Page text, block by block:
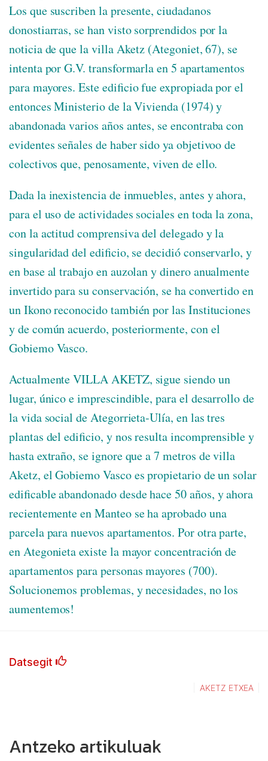
Los que suscriben la presente, ciudadanos
donostiarras, se han visto sorprendidos por la
noticia de que la villa Aketz (Ategoniet, 67), se
intenta por G.V. transformarla en 5 apartamentos
para mayores. Este edificio fue expropiada por el
entonces Ministerio de la Vivienda (1974) y
abandonada varios años antes, se encontraba con
evidentes señales de haber sido ya objetivoo de
colectivos que, penosamente, viven de ello.
Dada la inexistencia de inmuebles, antes y ahora,
para el uso de actividades sociales en toda la zona,
con la actitud comprensiva del delegado y la
singularidad del edificio, se decidió conservarlo, y
en base al trabajo en auzolan y dinero anualmente
invertido para su conservación, se ha convertido en
un Ikono reconocido también por las Instituciones
y de común acuerdo, posteriormente, con el
Gobiemo Vasco.
Actualmente VILLA AKETZ, sigue siendo un
lugar, único e imprescindible, para el desarrollo de
la vida social de Ategorrieta-Ulía, en las tres
plantas del edificio, y nos resulta incomprensible y
hasta extraño, se ignore que a 7 metros de villa
Aketz, el Gobiemo Vasco es propietario de un solar
edificable abandonado desde hace 50 años, y ahora
recientemente en Manteo se ha aprobado una
parcela para nuevos apartamentos. Por otra parte,
en Ategonieta existe la mayor concentración de
apartamentos para personas mayores (700).
Solucionemos problemas, y necesidades, no los
aumentemos!
Datsegit
AKETZ ETXEA
Antzeko artikuluak